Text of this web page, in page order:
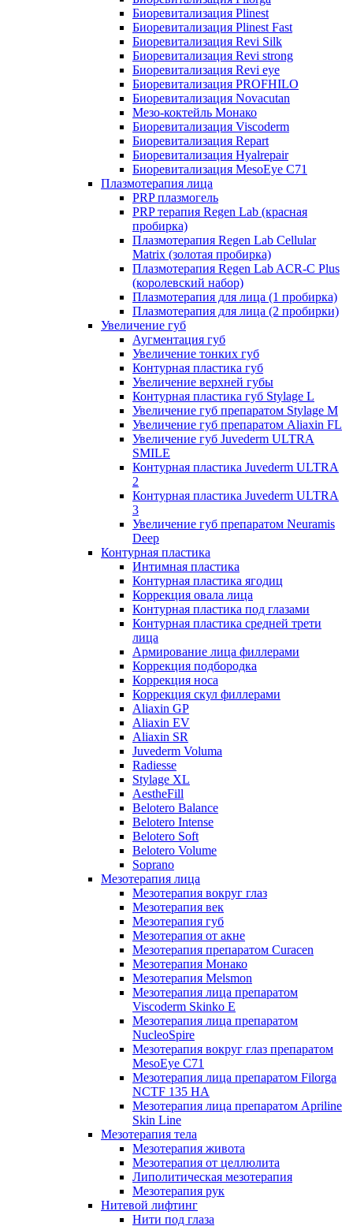
Биоревитализация Plinest
Биоревитализация Plinest Fast
Биоревитализация Revi Silk
Биоревитализация Revi strong
Биоревитализация Revi eye
Биоревитализация PROFHILO
Биоревитализация Novacutan
Мезо-коктейль Монако
Биоревитализация Viscoderm
Биоревитализация Repart
Биоревитализация Hyalrepair
Биоревитализация MesoEye C71
Плазмотерапия лица
PRP плазмогель
PRP терапия Regen Lab (красная
пробирка)
Плазмотерапия Regen Lab Cellular
Matrix (золотая пробирка)
Плазмотерапия Regen Lab ACR-C Plus
(королевский набор)
Плазмотерапия для лица (1 пробирка)
Плазмотерапия для лица (2 пробирки)
Увеличение губ
Аугментация губ
Увеличение тонких губ
Контурная пластика губ
Увеличение верхней губы
Контурная пластика губ Stylage L
Увеличение губ препаратом Stylage M
Увеличение губ препаратом Aliaxin FL
Увеличение губ Juvederm ULTRA
SMILE
Контурная пластика Juvederm ULTRA
2
Контурная пластика Juvederm ULTRA
3
Увеличение губ препаратом Neuramis
Deep
Контурная пластика
Интимная пластика
Контурная пластика ягодиц
Коррекция овала лица
Контурная пластика под глазами
Контурная пластика средней трети
лица
Армирование лица филлерами
Коррекция подбородка
Коррекция носа
Коррекция скул филлерами
Aliaxin GP
Aliaxin EV
Aliaxin SR
Juvederm Voluma
Radiesse
Stylage XL
AestheFill
Belotero Balance
Belotero Intense
Belotero Soft
Belotero Volume
Soprano
Мезотерапия лица
Мезотерапия вокруг глаз
Мезотерапия век
Мезотерапия губ
Мезотерапия от акне
Мезотерапия препаратом Curacen
Мезотерапия Монако
Мезотерапия Melsmon
Мезотерапия лица препаратом
Viscoderm Skinko E
Мезотерапия лица препаратом
NucleoSpire
Мезотерапия вокруг глаз препаратом
MesoEye С71
Мезотерапия лица препаратом Filorga
NCTF 135 HA
Мезотерапия лица препаратом Apriline
Skin Line
Мезотерапия тела
Мезотерапия живота
Мезотерапия от целлюлита
Липолитическая мезотерапия
Мезотерапия рук
Нитевой лифтинг
Нити под глаза